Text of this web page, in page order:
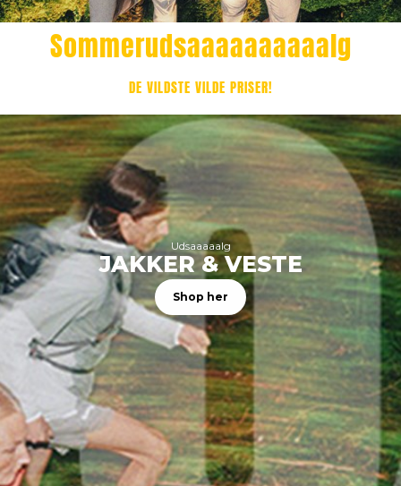
Sommerudsaaaaaaaaaalg
DE VILDSTE VILDE PRISER!
Udsaaaaalg
JAKKER & VESTE
Shop her